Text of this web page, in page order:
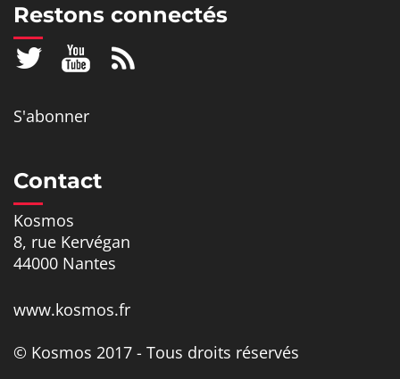
Restons connectés
S'abonner
Contact
Kosmos
8, rue Kervégan
44000 Nantes
www.kosmos.fr
© Kosmos 2017 - Tous droits réservés